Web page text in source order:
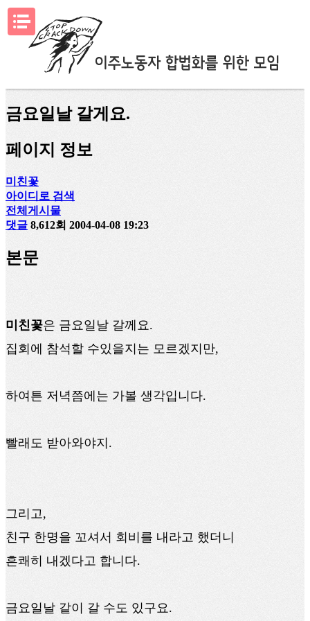
메뉴열기
금요일날 갈게요.
페이지 정보
미친꽃
아이디로 검색
전체게시물
댓글 8,612회 2004-04-08 19:23
본문
미친꽃은 금요일날 갈께요.
집회에 참석할 수있을지는 모르겠지만,
하여튼 저녁쯤에는 가볼 생각입니다.
빨래도 받아와야지.
그리고,
친구 한명을 꼬셔서 회비를 내라고 했더니
흔쾌히 내겠다고 합니다.
금요일날 같이 갈 수도 있구요.